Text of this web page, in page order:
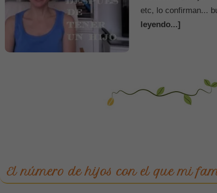
etc, lo confirman...
leyendo...]
El número de hijos con el que mi